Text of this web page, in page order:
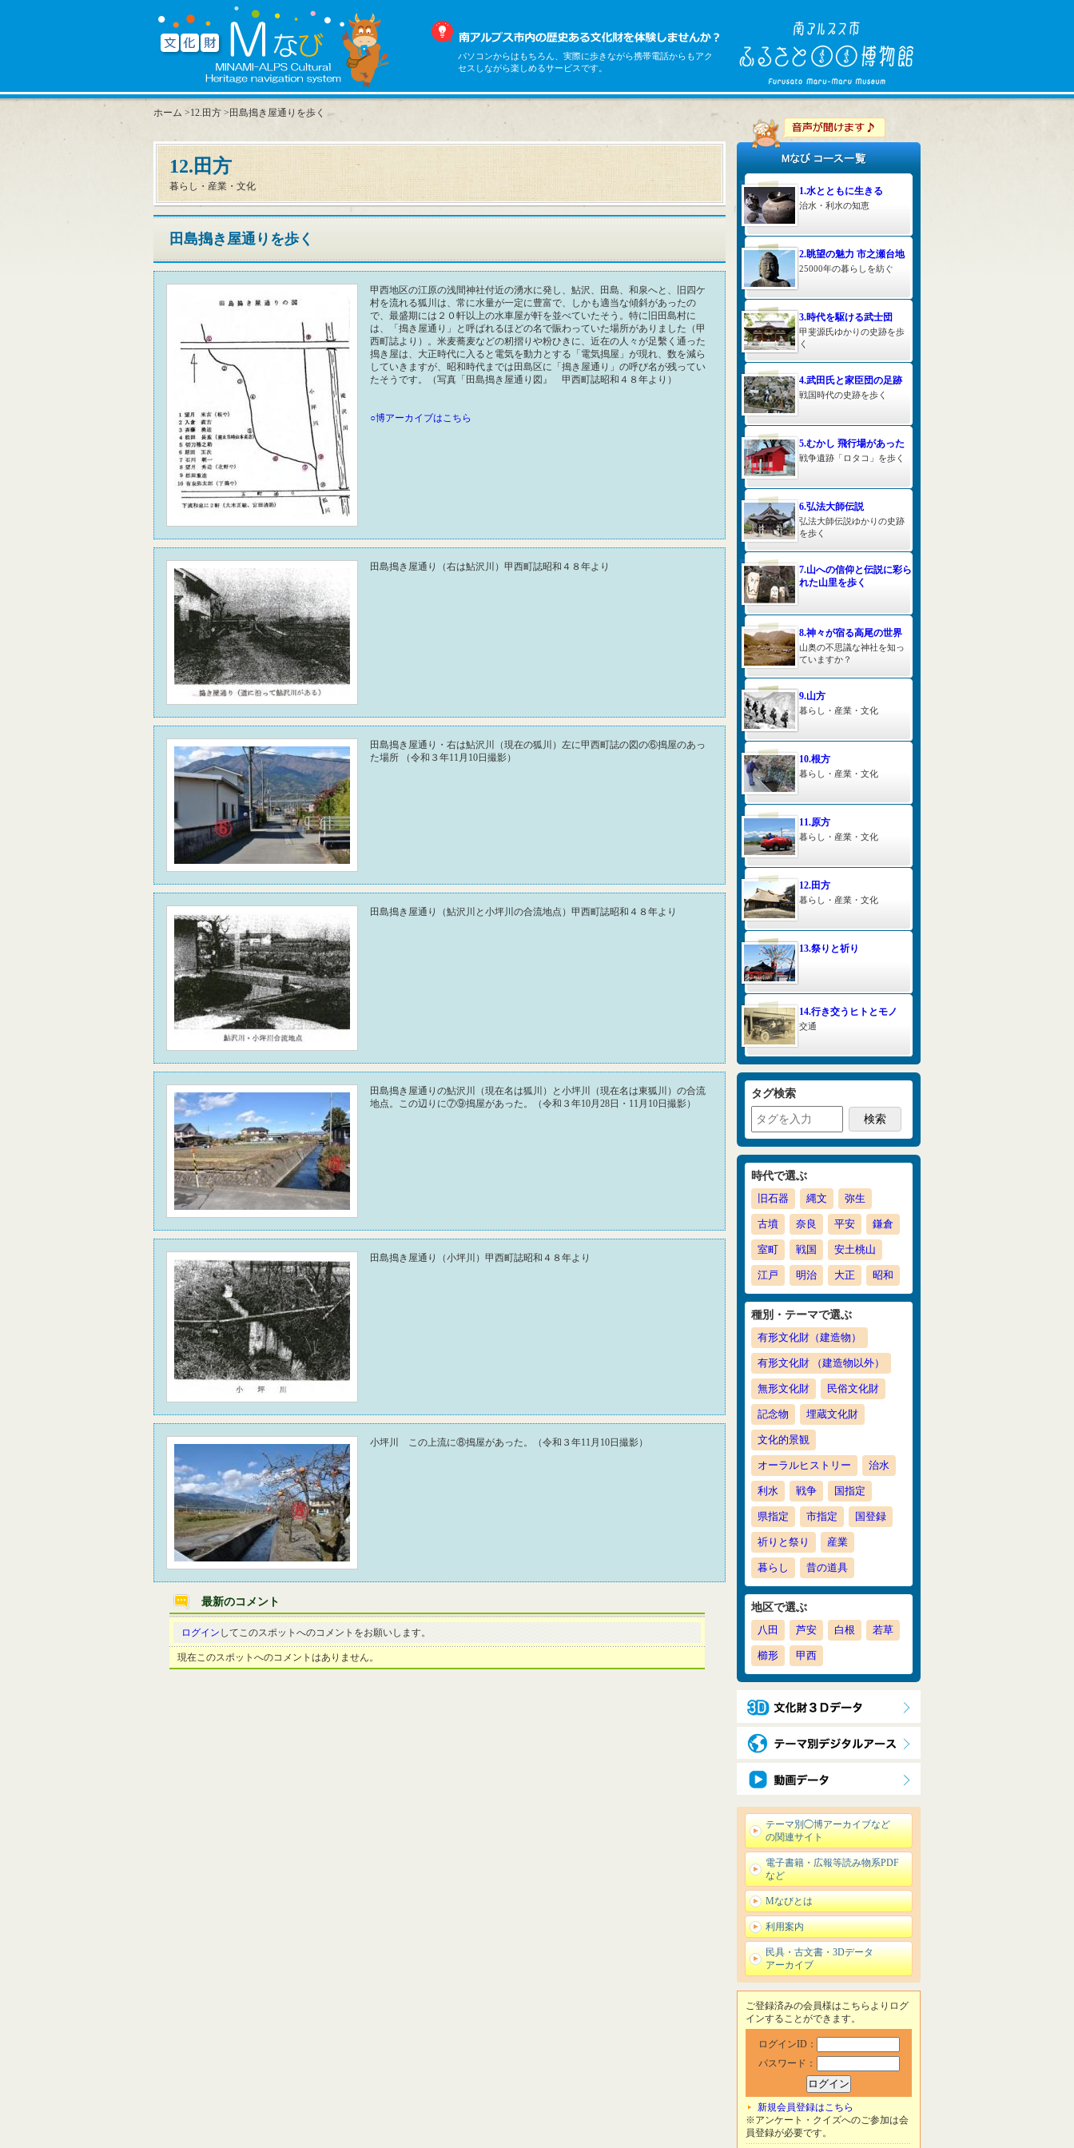
パソコンからはもちろん、実際に歩きながら携帯電話からもアク
セスしながら楽しめるサービスです。
1.水とともに生きる
治水・利水の知恵
2.眺望の魅力 市之瀬台地
25000年の暮らしを紡ぐ
3.時代を駆ける武士団
甲斐源氏ゆかりの史跡を歩
く
4.武田氏と家臣団の足跡
戦国時代の史跡を歩く
5.むかし 飛行場があった
戦争遺跡「ロタコ」を歩く
6.弘法大師伝説
弘法大師伝説ゆかりの史跡
を歩く
7.山への信仰と伝説に彩ら
れた山里を歩く
8.神々が宿る高尾の世界
山奥の不思議な神社を知っ
ていますか？
9.山方
暮らし・産業・文化
10.根方
暮らし・産業・文化
11.原方
暮らし・産業・文化
12.田方
暮らし・産業・文化
13.祭りと祈り
14.行き交うヒトとモノ
交通
タグ検索
時代で選ぶ
旧石器 縄文 弥生
古墳 奈良 平安 鎌倉
室町 戦国 安土桃山
江戸 明治 大正 昭和
種別・テーマで選ぶ
有形文化財（建造物）
有形文化財 （建造物以外）
無形文化財 民俗文化財
記念物 埋蔵文化財
文化的景観
オーラルヒストリー 治水
利水 戦争 国指定
県指定 市指定 国登録
祈りと祭り 産業
暮らし 昔の道具
地区で選ぶ
八田 芦安 白根 若草
櫛形 甲西
テーマ別◯博アーカイブなど
の関連サイト
電子書籍・広報等読み物系PDF
など
Mなびとは
利用案内
民具・古文書・3Dデータ
アーカイブ
ご登録済みの会員様はこちらよりログ
インすることができます。
ログインID：
パスワード：
新規会員登録はこちら
※アンケート・クイズへのご参加は会
員登録が必要です。
ホーム >12.田方 >田島搗き屋通りを歩く
12.田方
暮らし・産業・文化
田島搗き屋通りを歩く
甲西地区の江原の浅間神社付近の湧水に発し、鮎沢、田島、和泉へと、旧四ケ
村を流れる狐川は、常に水量が一定に豊富で、しかも適当な傾斜があったの
で、最盛期には２０軒以上の水車屋が軒を並べていたそう。特に旧田島村に
は、「搗き屋通り」と呼ばれるほどの名で賑わっていた場所がありました（甲
西町誌より）。米麦蕎麦などの籾摺りや粉ひきに、近在の人々が足繫く通った
搗き屋は、大正時代に入ると電気を動力とする「電気搗屋」が現れ、数を減ら
していきますが、昭和時代までは田島区に「搗き屋通り」の呼び名が残ってい
たそうです。（写真「田島搗き屋通り図』 甲西町誌昭和４８年より）
○博アーカイブはこちら
田島搗き屋通り（右は鮎沢川）甲西町誌昭和４８年より
田島搗き屋通り・右は鮎沢川（現在の狐川）左に甲西町誌の図の⑥搗屋のあっ
た場所 （令和３年11月10日撮影）
田島搗き屋通り（鮎沢川と小坪川の合流地点）甲西町誌昭和４８年より
田島搗き屋通りの鮎沢川（現在名は狐川）と小坪川（現在名は東狐川）の合流
地点。この辺りに⑦⑨搗屋があった。（令和３年10月28日・11月10日撮影）
田島搗き屋通り（小坪川）甲西町誌昭和４８年より
小坪川 この上流に⑧搗屋があった。（令和３年11月10日撮影）
最新のコメント
ログイン してこのスポットへのコメントをお願いします。
現在このスポットへのコメントはありません。